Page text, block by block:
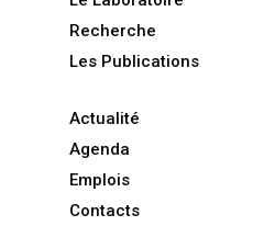
Recherche
Les Publications
Actualité
Agenda
Emplois
Contacts